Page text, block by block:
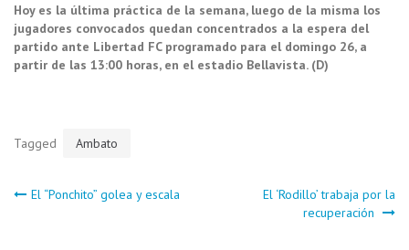
Hoy es la última práctica de la semana, luego de la misma los
jugadores convocados quedan concentrados a la espera del
partido ante Libertad FC programado para el domingo 26, a
partir de las 13:00 horas, en el estadio Bellavista. (D)
Tagged Ambato
Navegación
El “Ponchito” golea y escala
El ‘Rodillo’ trabaja por la
recuperación